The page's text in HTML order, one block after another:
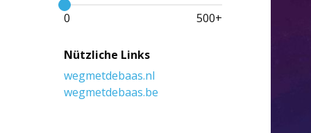
0 500+
Nützliche Links
wegmetdebaas.nl
wegmetdebaas.be